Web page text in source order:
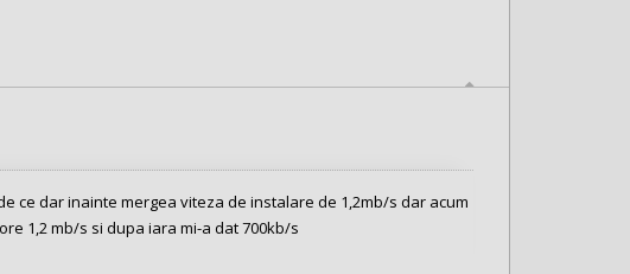
ce dar inainte mergea viteza de instalare de 1,2mb/s dar acum
1,2 mb/s si dupa iara mi-a dat 700kb/s